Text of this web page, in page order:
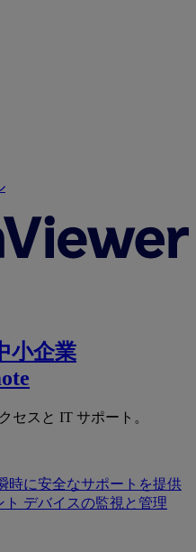
小企業
セスと IT サポート。
時に安全なサポートを提供
デバイスの監視と管理